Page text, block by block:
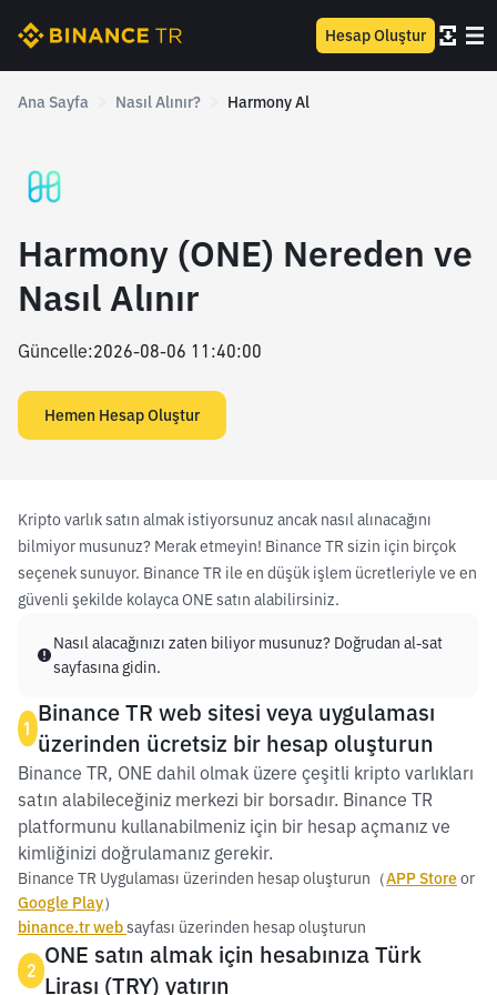
Hesap Oluştur
Ana Sayfa Nasıl Alınır? Harmony Al
Harmony (ONE) Nereden ve
Nasıl Alınır
Güncelle:2026-08-06 11:40:00
Hemen Hesap Oluştur
Kripto varlık satın almak istiyorsunuz ancak nasıl alınacağını
bilmiyor musunuz? Merak etmeyin! Binance TR sizin için birçok
seçenek sunuyor. Binance TR ile en düşük işlem ücretleriyle ve en
güvenli şekilde kolayca ONE satın alabilirsiniz.
Nasıl alacağınızı zaten biliyor musunuz? Doğrudan al-sat
sayfasına gidin.
1
Binance TR web sitesi veya uygulaması
üzerinden ücretsiz bir hesap oluşturun
Binance TR, ONE dahil olmak üzere çeşitli kripto varlıkları
satın alabileceğiniz merkezi bir borsadır. Binance TR
platformunu kullanabilmeniz için bir hesap açmanız ve
kimliğinizi doğrulamanız gerekir.
Binance TR Uygulaması üzerinden hesap oluşturun（APP Storeor
Google Play）
binance.tr websayfası üzerinden hesap oluşturun
2
ONE satın almak için hesabınıza Türk
Lirası (TRY) yatırın